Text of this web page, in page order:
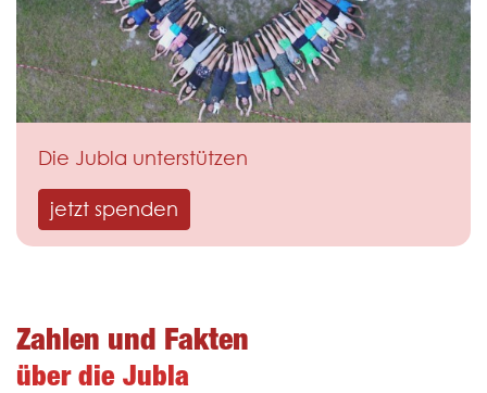
Die Jubla unterstützen
jetzt spenden
Zahlen und Fakten
über die Jubla